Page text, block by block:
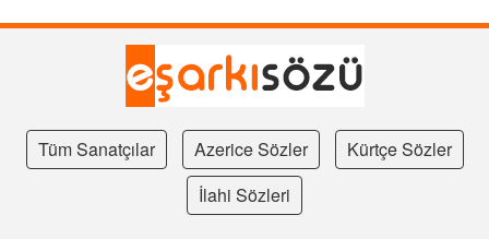
Tüm Sanatçılar Azerice Sözler
Kürtçe Sözler
İlahi Sözleri